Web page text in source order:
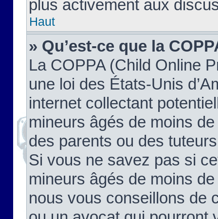
plus activement aux
Haut
» Qu’est-ce que la
La COPPA (Child Online
une loi des États-Unis
internet collectant
mineurs âgés de moins
des parents ou des
Si vous ne savez pas si
mineurs âgés de moins
nous vous conseillons de